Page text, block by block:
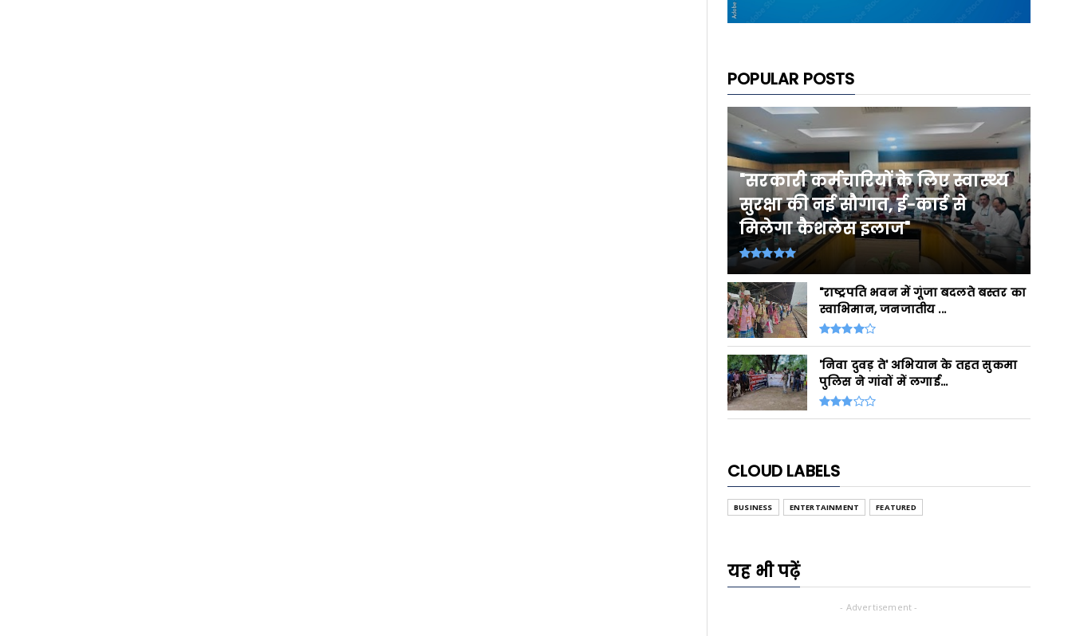
POPULAR POSTS
"सरकारी कर्मचारियों के लिए स्वास्थ्य
सुरक्षा की नई सौगात, ई-कार्ड से
मिलेगा कैशलेस इलाज"
"राष्ट्रपति भवन में गूंजा बदलते बस्तर का
स्वाभिमान, जनजातीय ...
'निवा दुवड़ ते' अभियान के तहत सुकमा
पुलिस ने गांवों में लगाई...
CLOUD LABELS
BUSINESS ENTERTAINMENT FEATURED
यह भी पढ़ें
- Advertisement -